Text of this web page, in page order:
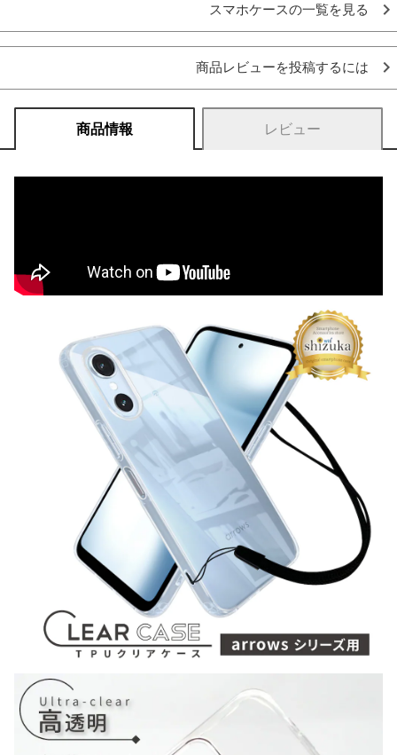
スマホケースの一覧を見る
商品レビューを投稿するには
商品情報 レビュー